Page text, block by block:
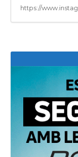
https://